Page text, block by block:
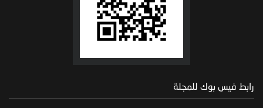
رابط فيس بوك للمجلة